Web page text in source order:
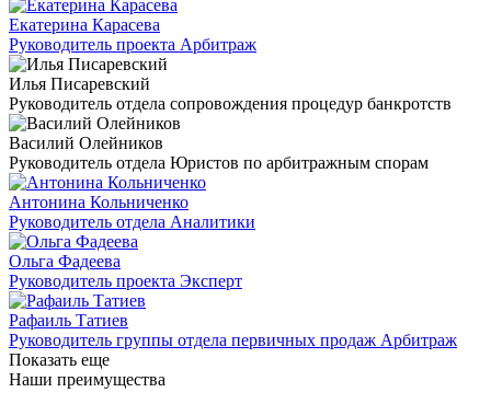
Екатерина Карасева
Руководитель проекта Арбитраж
Илья Писаревский
Руководитель отдела сопровождения процедур банкротств
Василий Олейников
Руководитель отдела Юристов по арбитражным спорам
Антонина Кольниченко
Руководитель отдела Аналитики
Ольга Фадеева
Руководитель проекта Эксперт
Рафаиль Татиев
Руководитель группы отдела первичных продаж Арбитраж
Показать еще
Наши преимущества